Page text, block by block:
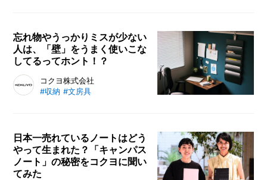
があったらいいですよね。そこで、
電動式鉛筆削り、電池式卓上クリー
ナー、ブック・タブレットスタンド
など、リビング学習におすすめのア
イテムをご紹介します。
忘れ物やうっかりミスが少ない
人は、「壁」をうまく使いこな
してるってホント！？
壁を活用すれば、忘れ物やミスを減
らせて家族間の連絡もスムーズに。
真を貼り付けられます。壁を工夫す
ることで日常のお悩みを解決し、快
適な日常を築きましょう。
コクヨ株式会社
#収納 #文房具
日本一売れているノートはどう
やって生まれた？「キャンパス
ノート」の秘密をコクヨに聞い
てみた